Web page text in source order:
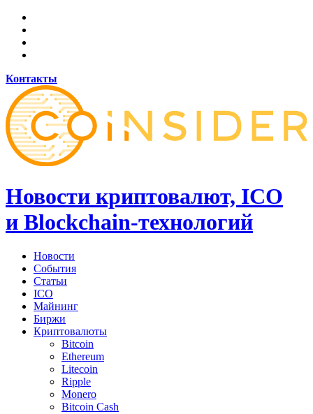
Контакты
Новости криптовалют, ICO
и Blockchain-технологий
Новости
События
Статьи
ICO
Майнинг
Биржи
Криптовалюты
Bitcoin
Ethereum
Litecoin
Ripple
Monero
Bitcoin Cash